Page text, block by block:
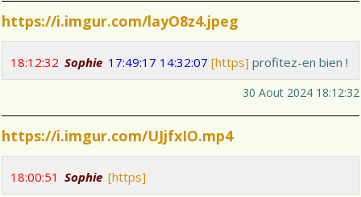
https://i.imgur.com/layO8z4.jpeg
18:12:32 Sophie 17:49:17 14:32:07 [https] profitez-en bien !
30 Aout 2024 18:12:32
https://i.imgur.com/UJjfxIO.mp4
18:00:51 Sophie [https]